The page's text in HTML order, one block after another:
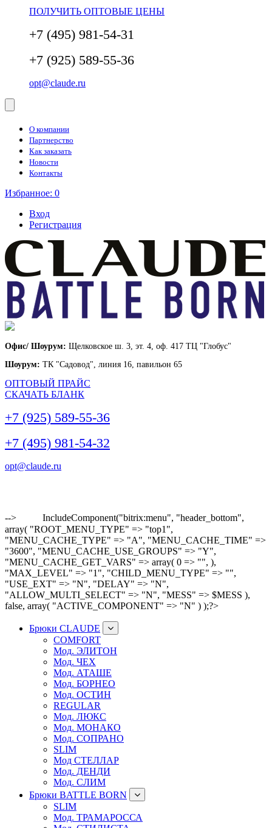
ПОЛУЧИТЬ ОПТОВЫЕ ЦЕНЫ
+7 (495) 981-54-31
+7 (925) 589-55-36
opt@claude.ru
О компании
Партнерство
Как заказать
Новости
Контакты
Избранное: 0
Вход
Регистрация
Офис/ Шоурум: Щелковское ш. 3, эт. 4, оф. 417 ТЦ "Глобус"
Шоурум: ТК "Садовод", линия 16, павильон 65
ОПТОВЫЙ ПРАЙС
СКАЧАТЬ БЛАНК
+7 (925) 589-55-36
+7 (495) 981-54-32
opt@claude.ru
-->
IncludeComponent("bitrix:menu", "header_bottom",
array( "ROOT_MENU_TYPE" => "top1",
"MENU_CACHE_TYPE" => "A", "MENU_CACHE_TIME" =>
"3600", "MENU_CACHE_USE_GROUPS" => "Y",
"MENU_CACHE_GET_VARS" => array( 0 => "", ),
"MAX_LEVEL" => "1", "CHILD_MENU_TYPE" => "",
"USE_EXT" => "N", "DELAY" => "N",
"ALLOW_MULTI_SELECT" => "N", "MESS" => $MESS ),
false, array( "ACTIVE_COMPONENT" => "N" ) );?>
Брюки CLAUDE
COMFORT
Мод. ЭЛИТОН
Мод. ЧЕХ
Мод. АТАШЕ
Мод. БОРНЕО
Мод. ОСТИН
REGULAR
Мод. ЛЮКС
Мод. МОНАКО
Мод. СОПРАНО
SLIM
Мод СТЕЛЛАР
Мод. ДЕНДИ
Мод. СЛИМ
Брюки BATTLE BORN
SLIM
Мод. ТРАМАРОССА